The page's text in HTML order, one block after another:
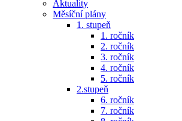
Aktuality
Měsíční plány
1. stupeň
1. ročník
2. ročník
3. ročník
4. ročník
5. ročník
2.stupeň
6. ročník
7. ročník